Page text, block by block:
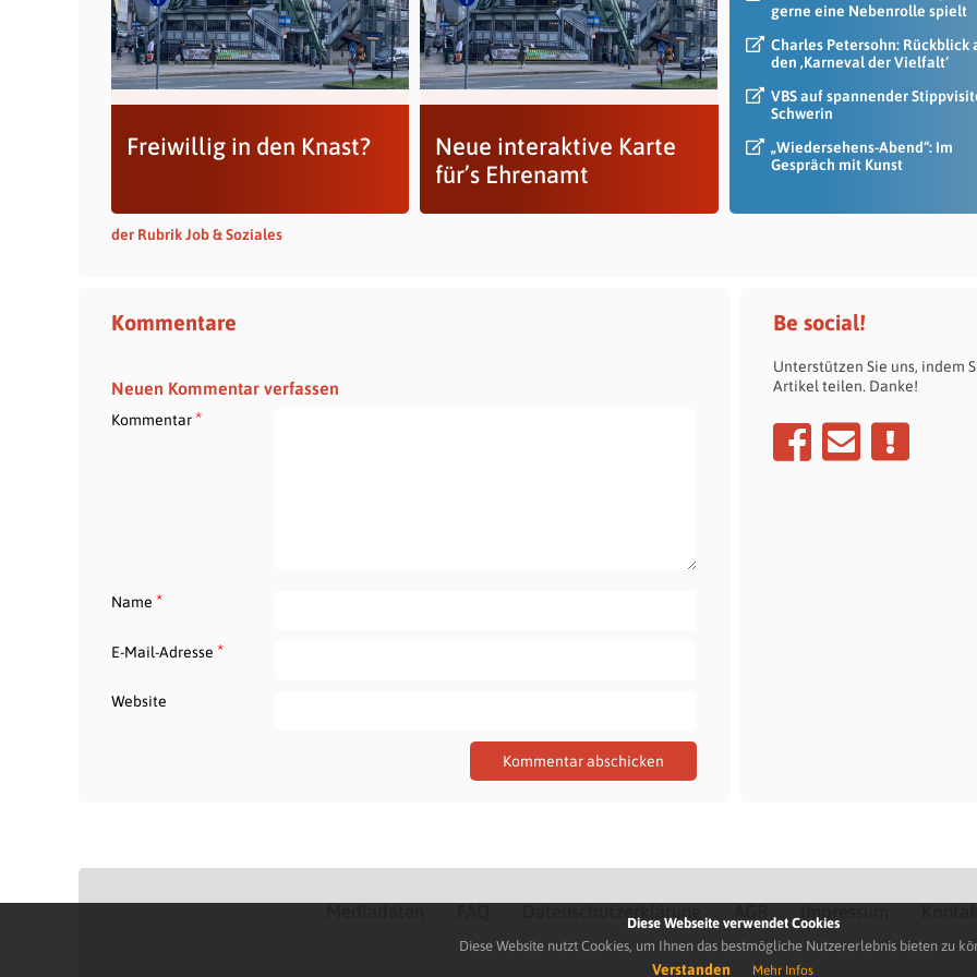
Freiwillig in den Knast?
Neue interaktive Karte
für’s Ehrenamt
gerne eine Nebenrolle spielt
Charles Petersohn: Rückblick
den ‚Karneval der Vielfalt‘
VBS auf spannender
Schwerin
„Wiedersehens-Abend“: Im
Gespräch mit Kunst
der Rubrik Job & Soziales
Kommentare
Neuen Kommentar verfassen
Kommentar*
Name *
E-Mail-Adresse *
Website
Be social!
Unterstützen Sie uns, indem
Artikel teilen. Danke!
Diese Webseite verwendet Cookies
Diese Website nutzt Cookies, um Ihnen das bestmögliche Nutzererlebnis bieten zu
Verstanden Mehr Infos